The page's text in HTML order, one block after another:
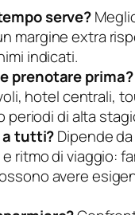
serve?
margine extra
indicati.
prenotare prima?
hotel centrali,
periodi di alta
a tutti?Dipende
ritmo di viaggio:
avere